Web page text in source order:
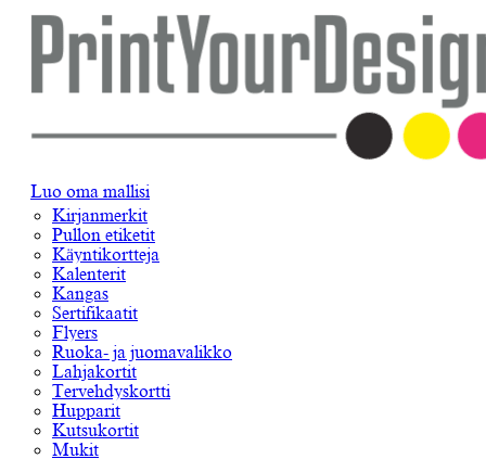
Luo oma mallisi
Kirjanmerkit
Pullon etiketit
Käyntikortteja
Kalenterit
Kangas
Sertifikaatit
Flyers
Ruoka- ja juomavalikko
Lahjakortit
Tervehdyskortti
Hupparit
Kutsukortit
Mukit